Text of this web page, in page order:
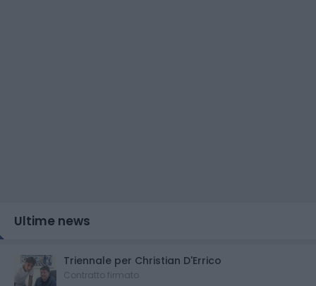
Ultime news
Triennale per Christian D'Errico
Contratto firmato